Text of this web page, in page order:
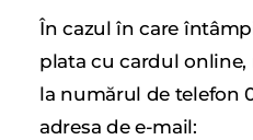
În cazul în care
plata cu cardul
la numărul de telefon
adresa de e-mail: